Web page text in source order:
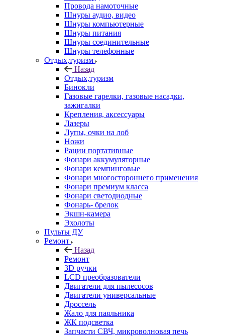
Провода намоточные
Шнуры аудио, видео
Шнуры компьютерные
Шнуры питания
Шнуры соединительные
Шнуры телефонные
Отдых,туризм
Назад
Отдых,туризм
Бинокли
Газовые гарелки, газовые насадки,
зажигалки
Крепления, аксессуары
Лазеры
Лупы, очки на лоб
Ножи
Рации портативные
Фонари аккумуляторные
Фонари кемпинговые
Фонари многостороннего применения
Фонари премиум класса
Фонари светодиодные
Фонарь- брелок
Экшн-камера
Эхолоты
Пульты ДУ
Ремонт
Назад
Ремонт
3D ручки
LCD преобразователи
Двигатели для пылесосов
Двигатели универсальные
Дроссель
Жало для паяльника
ЖК подсветка
Запчасти СВЧ, микроволновая печь